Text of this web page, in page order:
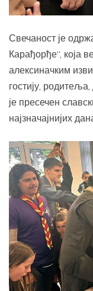
Свечаност је
Карађорђе“, која
алексиначким
гостију,
је пресечен
најзначајнијих